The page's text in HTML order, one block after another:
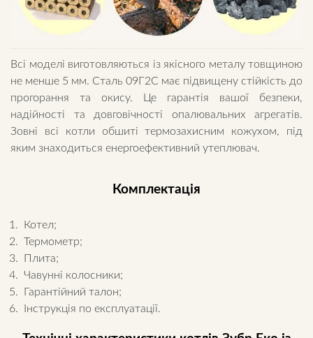
Всі моделі виготовляються із якісного металу товщиною
не менше 5 мм. Сталь 09Г2С має підвищену стійкість до
прогорання та окису. Це гарантія вашої безпеки,
надійності та довговічності опалювальних агрегатів.
Зовні всі котли обшиті термозахисним кожухом, під
яким знаходиться енергоефективний утеплювач.
Комплектація
Котел;
Термометр;
Плита;
Чавунні колосники;
Гарантійний талон;
Інструкція по експлуатації.